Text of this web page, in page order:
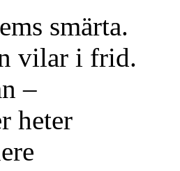
smärta.
vilar i frid.
–
heter